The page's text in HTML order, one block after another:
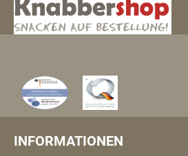
INFORMATIONEN